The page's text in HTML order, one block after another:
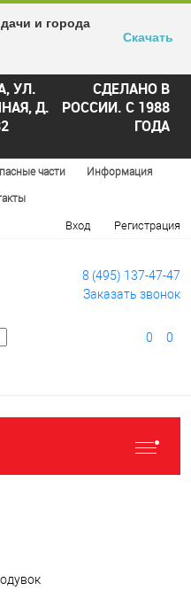
УЛ.
Д.
СДЕЛАНО В
РОССИИ. С 1988
ГОДА
части Информация
Вход Регистрация
8 (495) 137-47-47
Заказать звонок
0 0
и города
Скачать